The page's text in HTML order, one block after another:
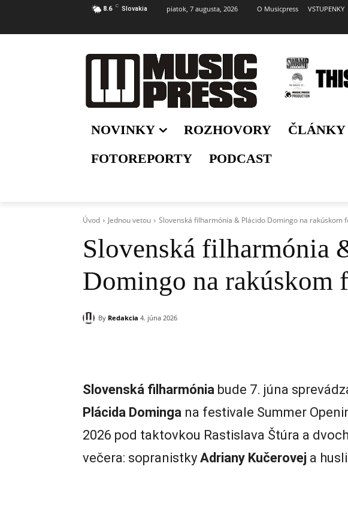
8.6 C Slovakia piatok, 7 augusta, 2026 O Musicpress VSTUPENKY
NOVINKY ROZHOVORY ČLÁNKY
FOTOREPORTY
PODCAST
Úvod Jednou vetou Slovenská filharmónia & Plácido Domingo na rakúskom
Slovenská filharmónia
Domingo na rakúskom
By Redakcia 4. júna 2026
Slovenská filharmónia bude 7. júna
Plácida Dominga na festivale Summer
2026 pod taktovkou Rastislava Štúra a
večera: sopranistky Adriany Kučerovej a